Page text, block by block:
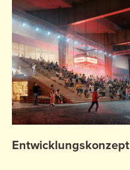
Entwicklungskonzept